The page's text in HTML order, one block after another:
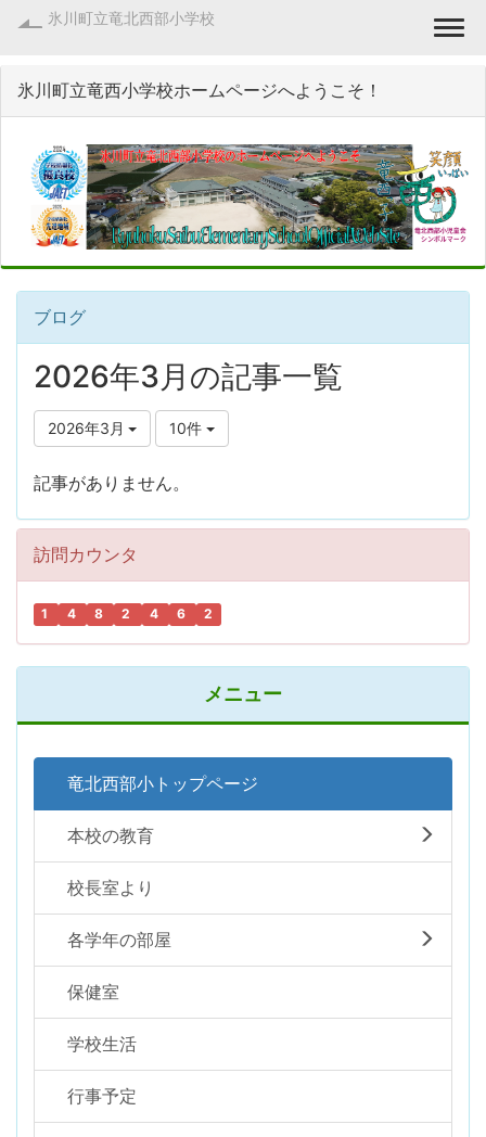
氷川町立竜北西部小学校
氷川町立竜西小学校ホームページへようこそ！
ブログ
2026年3月の記事一覧
2026年3月 10件
記事がありません。
訪問カウンタ
1 4 8 2 4 6 2
メニュー
竜北西部小トップページ
本校の教育
校長室より
各学年の部屋
保健室
学校生活
行事予定